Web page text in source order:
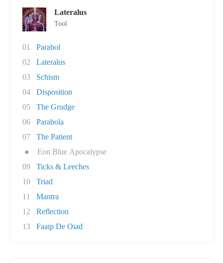
Lateralus
Tool
01
Parabol
02
Lateralus
03
Schism
04
Disposition
05
The Grudge
06
Parabola
07
The Patient
●
Eon Blue Apocalypse
09
Ticks & Leeches
10
Triad
11
Mantra
12
Reflection
13
Faaip De Oiad